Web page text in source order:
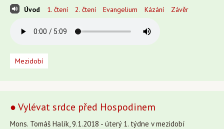
Úvod 1. čtení 2. čtení Evangelium Kázání Závěr
Mezidobí
● Vylévat srdce před Hospodinem
Mons. Tomáš Halík, 9.1.2018 - úterý 1. týdne v mezidobí